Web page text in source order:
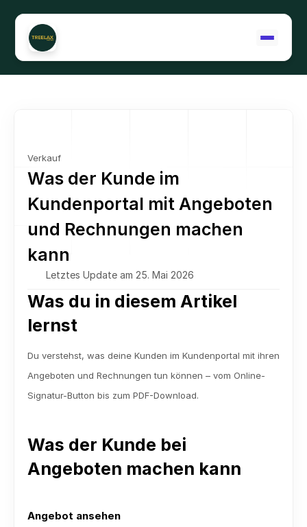
Support kontaktieren
Verkauf
Was der Kunde im
Kundenportal mit Angeboten
und Rechnungen machen
kann
Letztes Update am 25. Mai 2026
Was du in diesem Artikel
lernst
Du verstehst, was deine Kunden im Kundenportal mit ihren
Angeboten und Rechnungen tun können – vom Online-
Signatur-Button bis zum PDF-Download.
Was der Kunde bei
Angeboten machen kann
Angebot ansehen